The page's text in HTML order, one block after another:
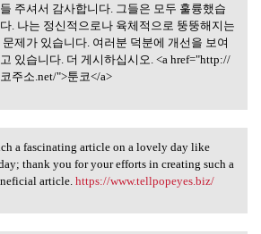
주셔서 감사합니다. 그들은
두 훌륭했습니다.
주셔서 감사합니다. 그들은 모두 훌륭했습
. 나는 정신적으로나 육체적으로 뚱뚱해지는
문제가 있습니다. 여러분 덕분에 개선을 보여
있습니다. 더 게시하십시오. <a href="http://
주소.net/">툰코</a>
a fascinating article on
a fascinating article on a lovely day like
thank you for your efforts in creating such a
article. https://www.tellpopeyes.biz/